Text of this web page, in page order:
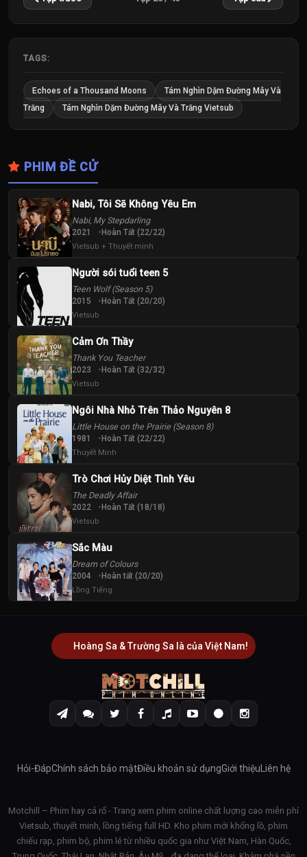
Tập
Tập
Tập
25
26
27
28
Tập
29
Tập
30
Tập
34
Tập
37
Tập
38
Tập
TAGS:
Echoes of a Thousand Moons
Tám Nghìn Dặm Đường Mây Và
Trăng
Tám Nghìn Dặm Đường Mây Và Trăng Vietsub
PHIM ĐỀ CỬ
Nabi, Tôi Sẽ Không Yêu Em
Nabi, My Stepdarling
2021 Hoàn Tất (22/22)
Vietsub + Thuyết minh
Người sói tuổi teen 5
Teen Wolf (Season 5)
2015 Hoàn Tất (20/20)
Vietsub
Cảm Ơn Thầy
Thank You Teacher
2023 Hoàn Tất (32/32)
Vietsub
Ngôi Nhà Nhỏ Trên Thảo Nguyên 8
Little House on the Prairie (Season 8)
1981 Hoàn Tất (22/22)
Thuyết Minh
Trò Chơi Hủy Diệt Tình Yêu
The Deadly Affair
2022 Hoàn Tất (18/18)
Vietsub
Sắc Màu
Dream of Colours
2004 Hoàn tất (20/20)
Lồng Tiếng
Hoàng Sa & Trường Sa là của Việt Nam!
Hỏi-ĐápChính sách bảo mậtĐiều khoản sử dụngGiới thiệu Liên hệ
Motchill – Phim hay cả rổ - Trang xem phim online chất lượng cao miễn phí
Vietsub, thuyết minh, lồng tiếng full HD. Kho phim mới khổng lồ, phim
chiếu rạp, phim bộ, phim lẻ từ nhiều quốc gia như Việt Nam, Hàn Quốc,